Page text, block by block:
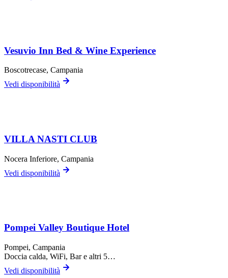
Vesuvio Inn Bed & Wine Experience
Boscotrecase, Campania
Vedi disponibilità
VILLA NASTI CLUB
Nocera Inferiore, Campania
Vedi disponibilità
Pompei Valley Boutique Hotel
Pompei, Campania
Doccia calda, WiFi, Bare altri 5…
Vedi disponibilità